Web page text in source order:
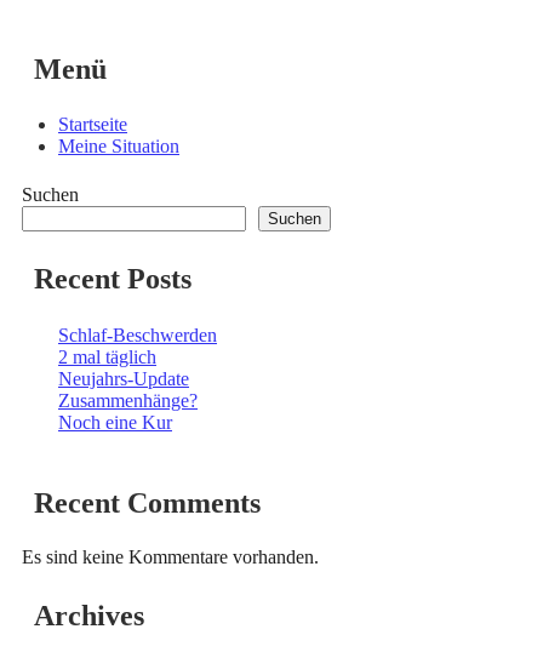
Menü
Startseite
Meine Situation
Suchen
Suchen
Recent Posts
Schlaf-Beschwerden
2 mal täglich
Neujahrs-Update
Zusammenhänge?
Noch eine Kur
Recent Comments
Es sind keine Kommentare vorhanden.
Archives